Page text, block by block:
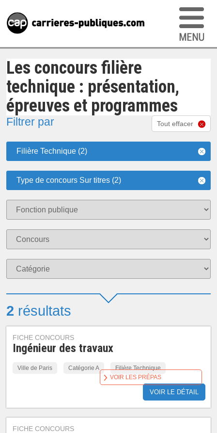
Les concours filière
technique : présentation,
épreuves et programmes
Filtrer par Tout effacer
Filière Technique (2)
Type de concours Sur titres (2)
2 résultats
FICHE CONCOURS
Ingénieur des travaux
Ville de Paris Catégorie A Filière Technique
VOIR LE DÉTAIL
VOIR LES PRÉPAS
FICHE CONCOURS